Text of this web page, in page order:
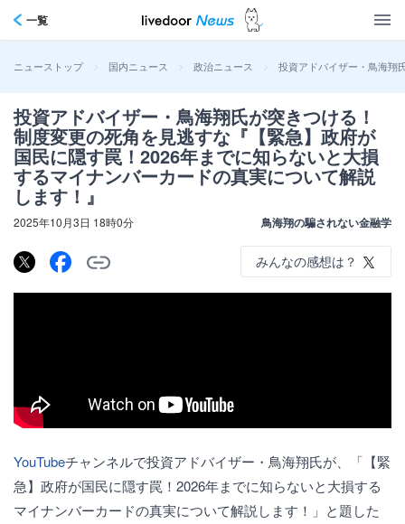
一覧
ニューストップ > 国内ニュース > 政治ニュース > 投資アドバイザー・鳥海翔
投資アドバイザー・鳥海翔氏が突きつける！
制度変更の死角を見逃すな『【緊急】政府が
国民に隠す罠！2026年までに知らないと大損
するマイナンバーカードの真実について解説
します！』
2025年10月3日 18時0分 鳥海翔の騙されない金融学
みんなの感想は？
YouTubeチャンネルで投資アドバイザー・鳥海翔氏が、「【緊
急】政府が国民に隠す罠！2026年までに知らないと大損する
マイナンバーカードの真実について解説します！」と題した